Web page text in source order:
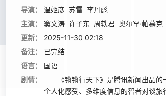
导演： 温姬彦 苏雷 李丹彪
主演：
窦文涛 许子东 周轶君 奥尔罕·帕慕克
更新：
2025-11-30 02:18
备注：
已完结
语言：
国语
剧情：
《锵锵行天下》是腾讯新闻出品的一
个人化感受、多维度信息的智者对谈